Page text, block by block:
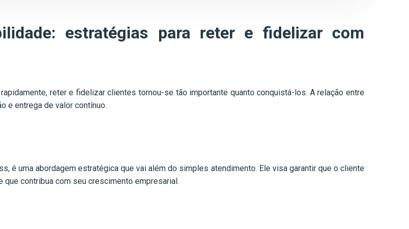
estratégias para reter e fidelizar com
reter e fidelizar clientes tornou-se tão importante quanto conquistá-los. A relação entre
e entrega de valor contínuo.
é uma abordagem estratégica que vai além do simples atendimento. Ele visa garantir que o cliente
contribua com seu crescimento empresarial.